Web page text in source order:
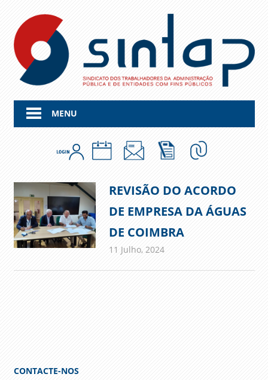
content
MENU
REVISÃO DO ACORDO
DE EMPRESA DA ÁGUAS
DE COIMBRA
11 Julho, 2024
CONTACTE-NOS